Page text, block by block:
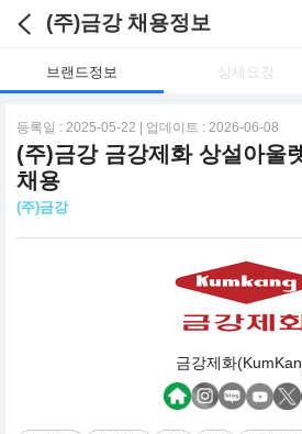
(주)금강 채용정보
브랜드정보 상세요강
등록일 : 2025-05-22 | 업데이트 : 2026-06-08
(주)금강 금강제화 상설아울
채용
(주)금강
금강제화